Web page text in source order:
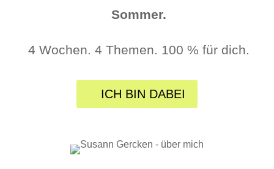
Sommer.
4 Wochen. 4 Themen. 100 % für dich.
ICH BIN DABEI